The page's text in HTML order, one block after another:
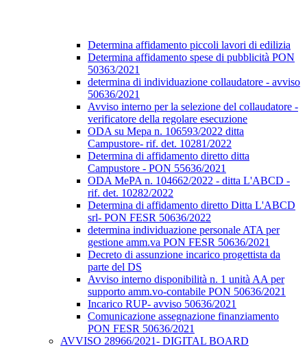
Determina affidamento piccoli lavori di edilizia
Determina affidamento spese di pubblicità PON
50363/2021
determina di individuazione collaudatore - avviso
50636/2021
Avviso interno per la selezione del collaudatore -
verificatore della regolare esecuzione
ODA su Mepa n. 106593/2022 ditta
Campustore- rif. det. 10281/2022
Determina di affidamento diretto ditta
Campustore - PON 55636/2021
ODA MePA n. 104662/2022 - ditta L'ABCD -
rif. det. 10282/2022
Determina di affidamento diretto Ditta L'ABCD
srl- PON FESR 50636/2022
determina individuazione personale ATA per
gestione amm.va PON FESR 50636/2021
Decreto di assunzione incarico progettista da
parte del DS
Avviso interno disponibilità n. 1 unità AA per
supporto amm.vo-contabile PON 50636/2021
Incarico RUP- avviso 50636/2021
Comunicazione assegnazione finanziamento
PON FESR 50636/2021
AVVISO 28966/2021- DIGITAL BOARD